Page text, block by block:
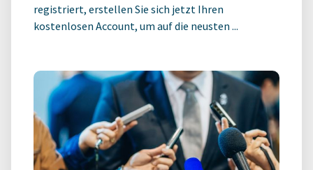
registriert, erstellen Sie sich jetzt Ihren
kostenlosen Account, um auf die neusten ...